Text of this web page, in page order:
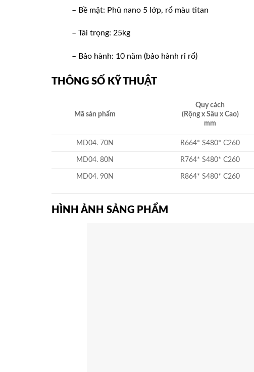
– Bề mặt: Phủ nano 5 lớp, rổ màu titan
– Tải trọng: 25kg
– Bảo hành: 10 năm (bảo hành rỉ rổ)
THÔNG SỐ KỸ THUẬT
Mã sản phẩm
Quy cách
(Rộng x Sâu x Cao)
mm
MD04. 70N R664* S480* C260
MD04. 80N R764* S480* C260
MD04. 90N R864* S480* C260
HÌNH ẢNH SẢNG PHẨM